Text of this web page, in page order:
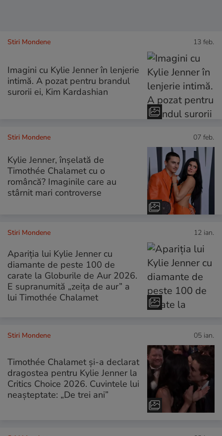
Stiri Mondene 13 feb.
Imagini cu Kylie Jenner în lenjerie
intimă. A pozat pentru brandul
surorii ei, Kim Kardashian
Stiri Mondene 07 feb.
Kylie Jenner, înșelată de
Timothée Chalamet cu o
româncă? Imaginile care au
stârnit mari controverse
Stiri Mondene 12 ian.
Apariția lui Kylie Jenner cu
diamante de peste 100 de
carate la Globurile de Aur 2026.
E supranumită „zeița de aur” a
lui Timothée Chalamet
Stiri Mondene 05 ian.
Timothée Chalamet și-a declarat
dragostea pentru Kylie Jenner la
Critics Choice 2026. Cuvintele lui
neașteptate: „De trei ani”